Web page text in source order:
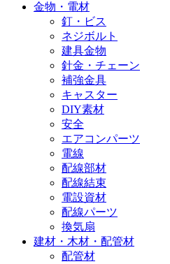
金物・電材
釘・ビス
ネジボルト
建具金物
針金・チェーン
補強金具
キャスター
DIY素材
安全
エアコンパーツ
電線
配線部材
配線結束
電設資材
配線パーツ
換気扇
建材・木材・配管材
配管材